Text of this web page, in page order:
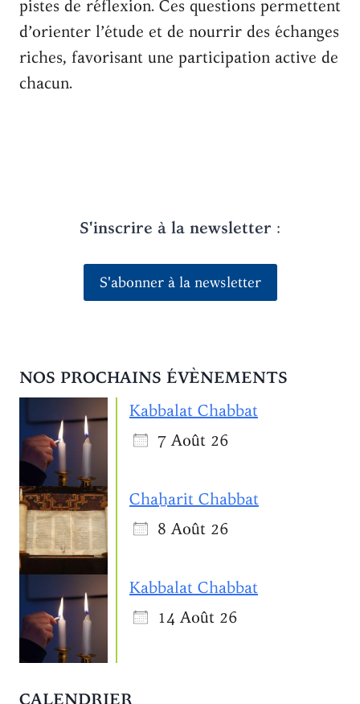
pistes de réflexion. Ces questions permettent
d’orienter l’étude et de nourrir des échanges
riches, favorisant une participation active de
chacun.
S'inscrire à la newsletter :
S'abonner à la newsletter
NOS PROCHAINS ÉVÈNEMENTS
Kabbalat Chabbat
7 Août 26
Chaẖarit Chabbat
8 Août 26
Kabbalat Chabbat
14 Août 26
CALENDRIER